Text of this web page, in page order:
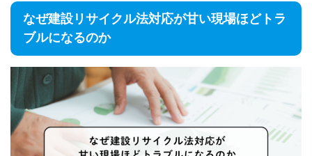
なぜ建設リサイクル法対応が甘い現場ほどトラ
ブルになるのか